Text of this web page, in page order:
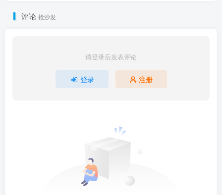
评论 抢沙发
请登录后发表评论
登录 注册